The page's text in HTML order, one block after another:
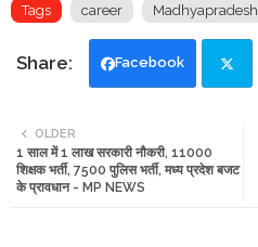
Tags career Madhyapradesh
Facebook
OLDER
1 साल में 1 लाख सरकारी नौकरी, 11000
शिक्षक भर्ती, 7500 पुलिस भर्ती, मध्य प्रदेश बजट
के प्रावधान - MP NEWS